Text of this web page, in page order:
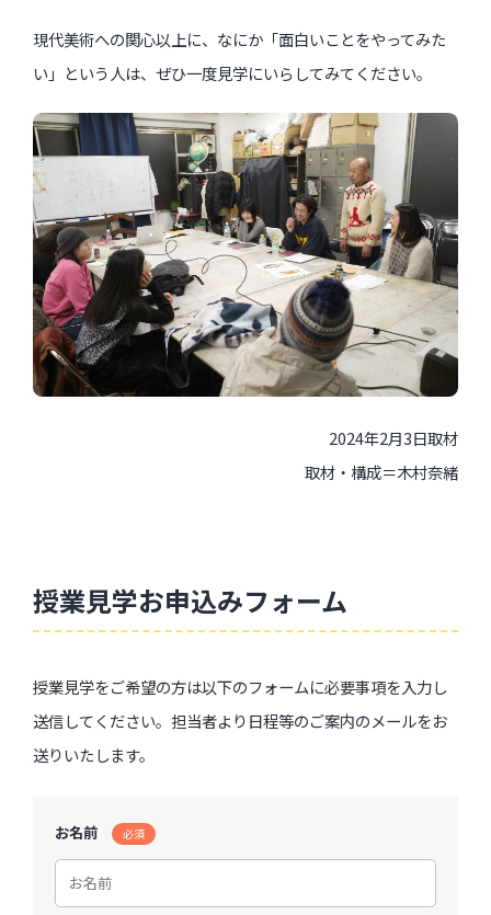
現代美術への関心以上に、なにか「面白いことをやってみた
い」という人は、ぜひ一度見学にいらしてみてください。
2024年2月3日取材
取材・構成＝木村奈緒
授業見学お申込みフォーム
授業見学をご希望の方は以下のフォームに必要事項を入力し
送信してください。担当者より日程等のご案内のメールをお
送りいたします。
お名前 必須